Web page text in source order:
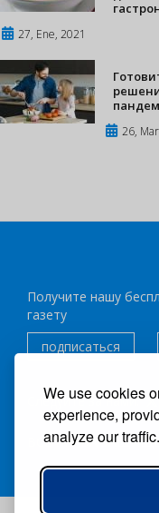
We use cookies
experience,
analyze our traffic.
27, Ene, 2021
26,
Получите нашу
газету
подписаться
Следуйте за нами:
ВСЕ ПРАВА